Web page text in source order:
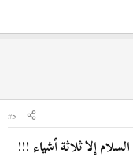
#5
إلا ثلاثة أشياء !!!